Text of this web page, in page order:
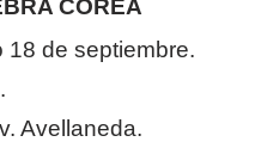
COREA
18 de septiembre.
Avellaneda.